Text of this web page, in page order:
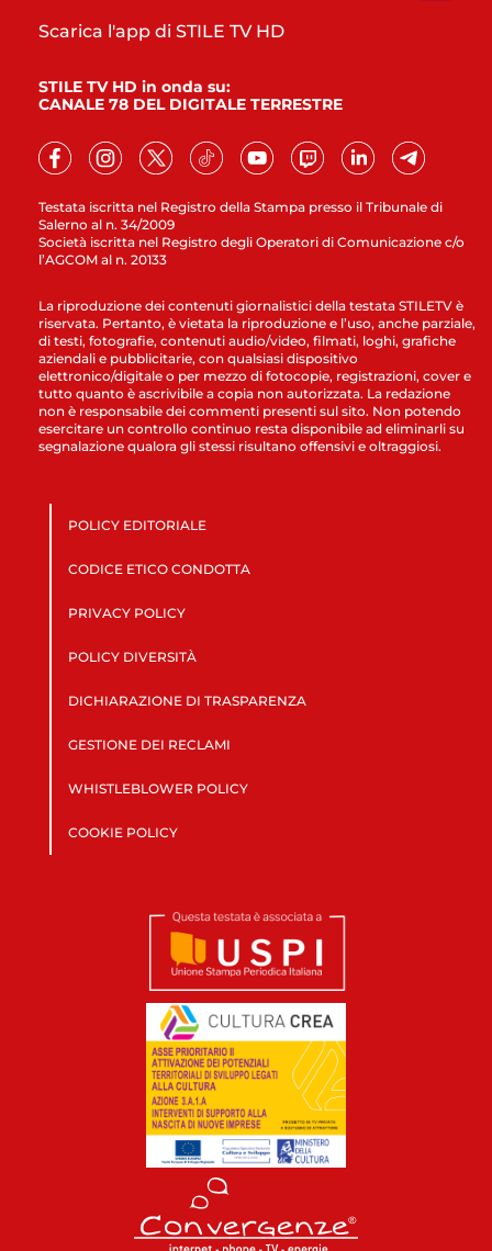
Testata iscritta nel Registro della Stampa presso il Tribunale di
Salerno al n. 34/2009
Società iscritta nel Registro degli Operatori di Comunicazione c/o
l’AGCOM al n. 20133
Scarica l'app di STILE TV HD
STILE TV HD in onda su:
CANALE 78 DEL DIGITALE TERRESTRE
La riproduzione dei contenuti giornalistici della testata STILETV è
riservata. Pertanto, è vietata la riproduzione e l’uso, anche parziale,
di testi, fotografie, contenuti audio/video, filmati, loghi, grafiche
aziendali e pubblicitarie, con qualsiasi dispositivo
elettronico/digitale o per mezzo di fotocopie, registrazioni, cover e
tutto quanto è ascrivibile a copia non autorizzata. La redazione
non è responsabile dei commenti presenti sul sito. Non potendo
esercitare un controllo continuo resta disponibile ad eliminarli su
segnalazione qualora gli stessi risultano offensivi e oltraggiosi.
POLICY EDITORIALE
CODICE ETICO CONDOTTA
PRIVACY POLICY
POLICY DIVERSITÀ
DICHIARAZIONE DI TRASPARENZA
GESTIONE DEI RECLAMI
WHISTLEBLOWER POLICY
COOKIE POLICY